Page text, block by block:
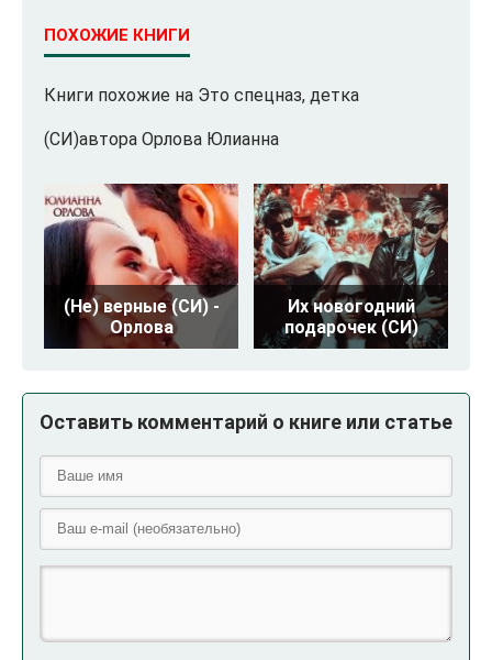
ПОХОЖИЕ КНИГИ
Книги похожие на Это спецназ, детка
(СИ)автора Орлова Юлианна
(Не) верные (СИ) -
Орлова
Их новогодний
подарочек (СИ)
Оставить комментарий о книге или статье